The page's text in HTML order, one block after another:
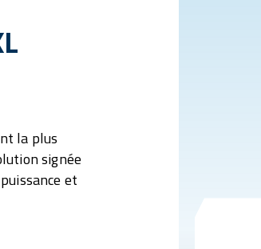
la plus
signée
et